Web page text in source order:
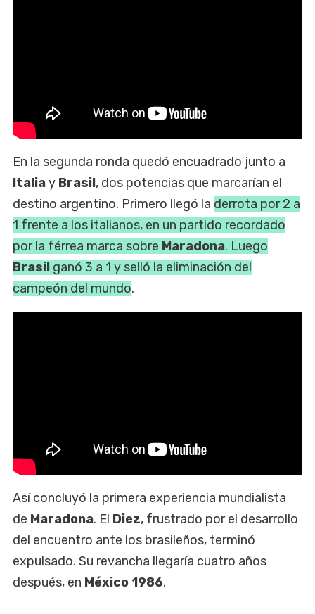
En la segunda ronda quedó encuadrado junto a
Italiay Brasil, dos potencias que marcarían el
destino argentino. Primero llegó la derrota por 2 a
1 frente a los italianos, en un partido recordado
por la férrea marca sobre Maradona. Luego
Brasil ganó 3 a 1 y selló la eliminación del
campeón del mundo.
Así concluyó la primera experiencia mundialista
de Maradona. El Diez, frustrado por el desarrollo
del encuentro ante los brasileños, terminó
expulsado. Su revancha llegaría cuatro años
después, en México 1986.